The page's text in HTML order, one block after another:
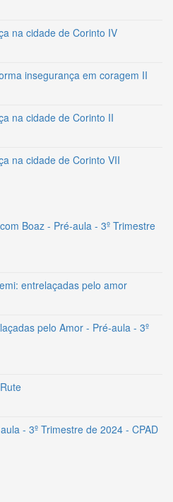
na cidade de Corinto IV
insegurança em coragem II
na cidade de Corinto II
na cidade de Corinto VII
Boaz - Pré-aula - 3º Trimestre
entrelaçadas pelo amor
pelo Amor - Pré-aula - 3º
- 3º Trimestre de 2024 - CPAD